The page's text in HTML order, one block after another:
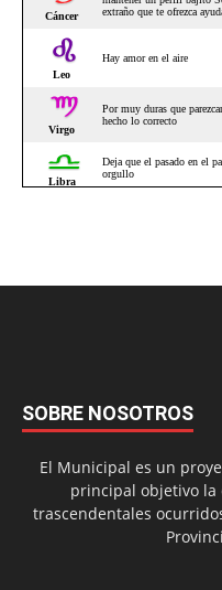
SOBRE NOSOTROS
El Municipal es un
principal objetivo la
trascendentales